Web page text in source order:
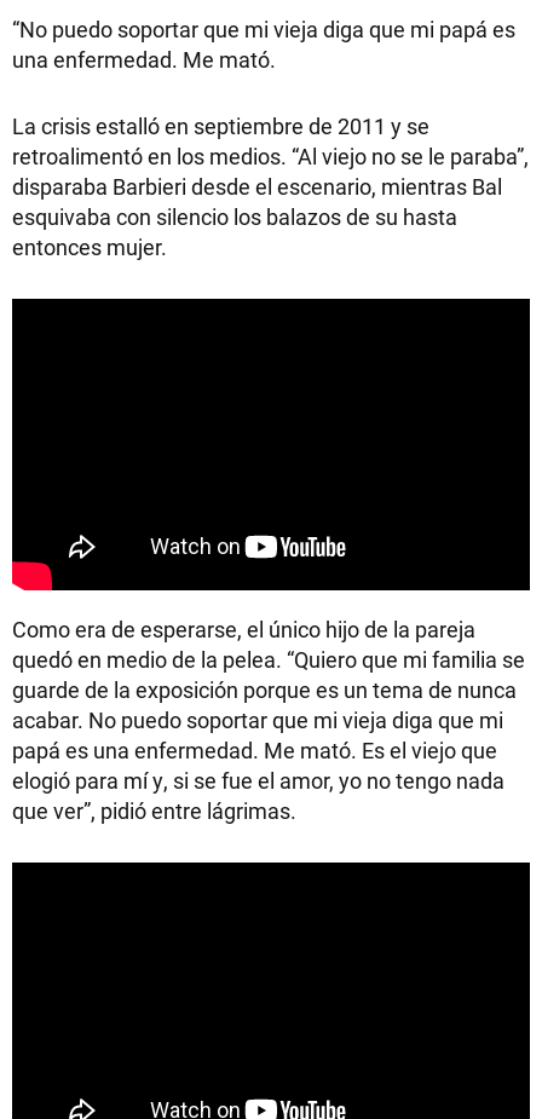
“No puedo soportar que mi vieja diga que mi papá es
una enfermedad. Me mató.
La crisis estalló en septiembre de 2011 y se
retroalimentó en los medios. “Al viejo no se le paraba”,
disparaba Barbieri desde el escenario, mientras Bal
esquivaba con silencio los balazos de su hasta
entonces mujer.
Como era de esperarse, el único hijo de la pareja
quedó en medio de la pelea. “Quiero que mi familia se
guarde de la exposición porque es un tema de nunca
acabar. No puedo soportar que mi vieja diga que mi
papá es una enfermedad. Me mató. Es el viejo que
elogió para mí y, si se fue el amor, yo no tengo nada
que ver”, pidió entre lágrimas.